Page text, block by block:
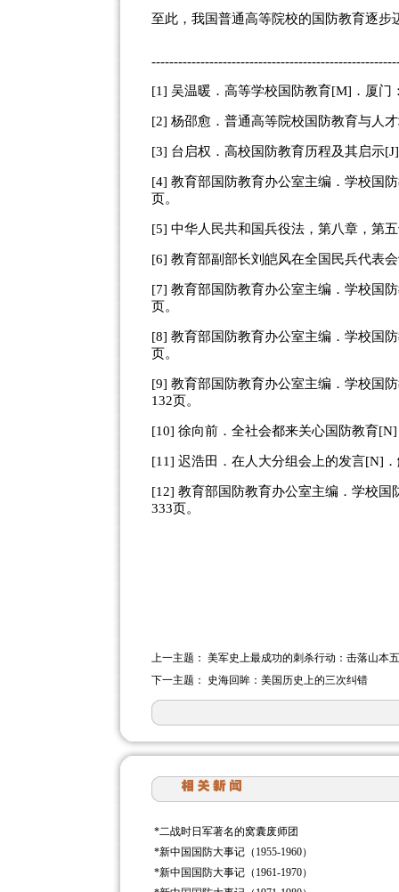
至此，我国普通高等院校的国防教育逐步
[1] 吴温暖．高等学校国防教育[M]．厦门
[2] 杨邵愈．普通高等院校国防教育与人
[3] 台启权．高校国防教育历程及其启示
[4] 教育部国防教育办公室主编．学校国
页。
[5] 中华人民共和国兵役法，第八章，第
[6] 教育部副部长刘皑风在全国民兵代表
[7] 教育部国防教育办公室主编．学校国
页。
[8] 教育部国防教育办公室主编．学校国
页。
[9] 教育部国防教育办公室主编．学校国
132页。
[10] 徐向前．全社会都来关心国防教育
[11] 迟浩田．在人大分组会上的发言[N]
[12] 教育部国防教育办公室主编．学校
333页。
上一主题： 美军史上最成功的刺杀行动：击落山本
下一主题： 史海回眸：美国历史上的三次纠错
*二战时日军著名的窝囊废师团
*新中国国防大事记（1955-1960）
*新中国国防大事记（1961-1970）